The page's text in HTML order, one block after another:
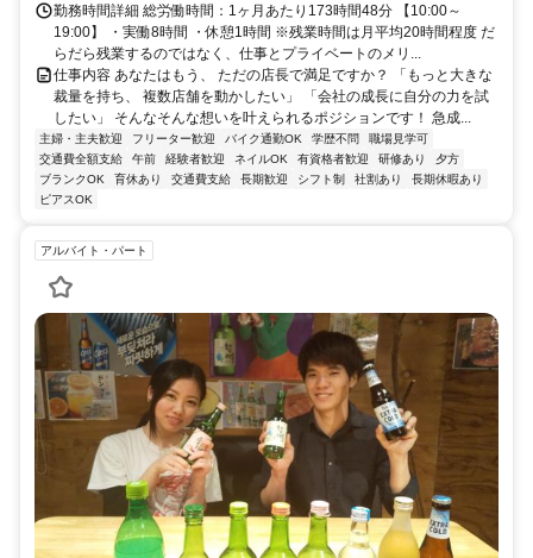
勤務時間詳細 総労働時間：1ヶ月あたり173時間48分 【10:00～
19:00】 ・実働8時間 ・休憩1時間 ※残業時間は月平均20時間程度 だ
らだら残業するのではなく、仕事とプライベートのメリ...
仕事内容 あなたはもう、 ただの店長で満足ですか？ 「もっと大きな
裁量を持ち、 複数店舗を動かしたい」 「会社の成長に自分の力を試
したい」 そんなそんな想いを叶えられるポジションです！ 急成...
主婦・主夫歓迎 フリーター歓迎 バイク通勤OK 学歴不問
職場見学可
交通費全額支給
午前 経験者歓迎 ネイルOK 有資格者歓迎 研修あり
夕方
ブランクOK
育休あり 交通費支給 長期歓迎 シフト制 社割あり
長期休暇あり
ピアスOK
アルバイト・パート